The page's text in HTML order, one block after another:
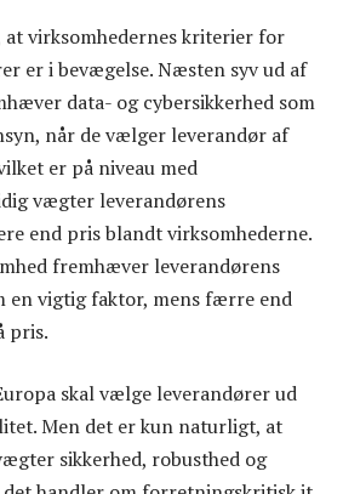
at virksomhedernes kriterier for
er i bevægelse. Næsten syv ud af
data- og cybersikkerhed som
når de vælger leverandør af
er på niveau med
vægter leverandørens
end pris blandt virksomhederne.
fremhæver leverandørens
en vigtig faktor, mens færre end
pris.
skal vælge leverandører ud
Men det er kun naturligt, at
sikkerhed, robusthed og